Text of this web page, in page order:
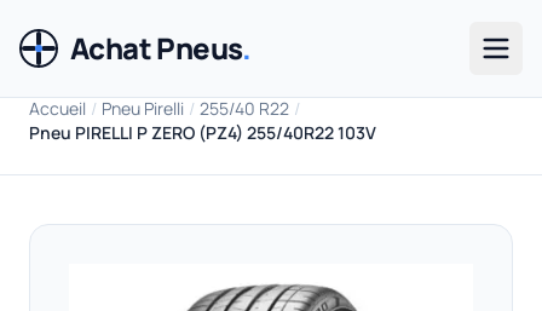
Achat Pneus.
Accueil / Pneu Pirelli / 255/40 R22 /
Pneu PIRELLI P ZERO (PZ4) 255/40R22 103V